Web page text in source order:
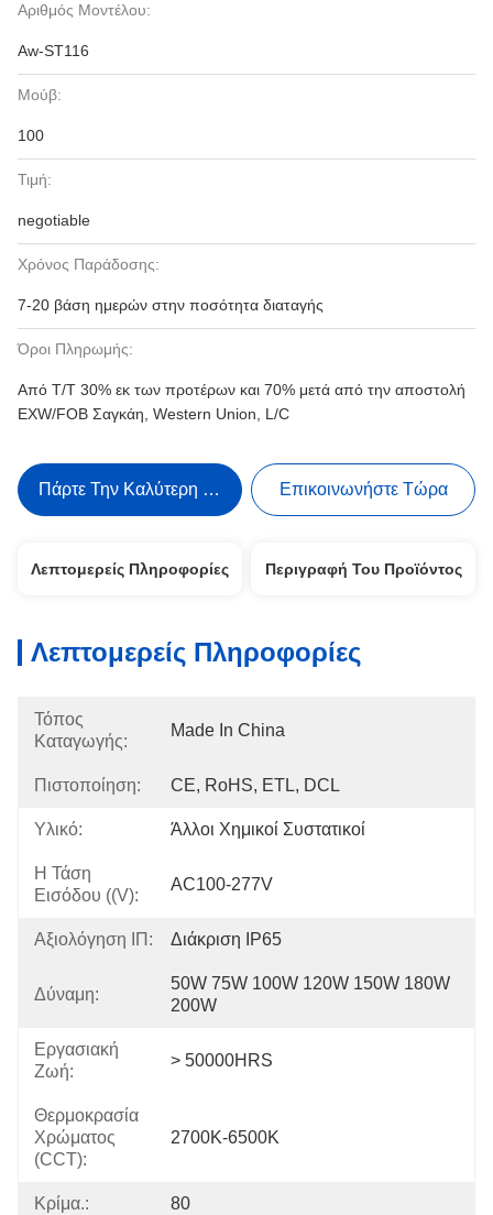
Αριθμός Μοντέλου:
Aw-ST116
Μούβ:
100
Τιμή:
negotiable
Χρόνος Παράδοσης:
7-20 βάση ημερών στην ποσότητα διαταγής
Όροι Πληρωμής:
Από T/T 30% εκ των προτέρων και 70% μετά από την αποστολή
EXW/FOB Σαγκάη, Western Union, L/C
Πάρτε Την Καλύτερη Τιμή Επικοινωνήστε Τώρα
Λεπτομερείς Πληροφορίες Περιγραφή Του Προϊόντος
Λεπτομερείς Πληροφορίες
Τόπος
Καταγωγής:
Made In China
Πιστοποίηση: CE, RoHS, ETL, DCL
Υλικό: Άλλοι Χημικοί Συστατικοί
Η Τάση
Εισόδου ((V):
AC100-277V
Αξιολόγηση ΙΠ: Διάκριση IP65
Δύναμη:
50W 75W 100W 120W 150W 180W
200W
Εργασιακή
Ζωή:
> 50000HRS
Θερμοκρασία
Χρώματος
(CCT):
2700K-6500K
Κρίμα.: 80